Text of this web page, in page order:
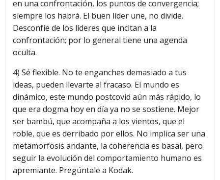
en una confrontación, los puntos de convergencia;
siempre los habrá. El buen líder une, no divide.
Desconfíe de los líderes que incitan a la
confrontación; por lo general tiene una agenda
oculta.
4) Sé flexible. No te enganches demasiado a tus
ideas, pueden llevarte al fracaso. El mundo es
dinámico, este mundo postcovid aún más rápido, lo
que era dogma hoy en día ya no se sostiene. Mejor
ser bambú, que acompaña a los vientos, que el
roble, que es derribado por ellos. No implica ser una
metamorfosis andante, la coherencia es basal, pero
seguir la evolución del comportamiento humano es
apremiante. Pregúntale a Kodak.